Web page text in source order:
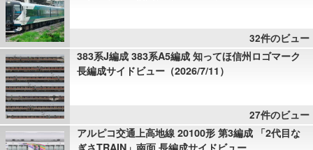
32件のビュー
383系J編成 383系A5編成 知ってほ信州ロゴマーク
長編成サイドビュー（2026/7/11）
27件のビュー
アルピコ交通上高地線 20100形 第3編成 「2代目な